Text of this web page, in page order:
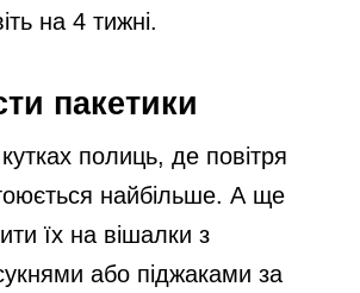
на 4 тижні.
пакетики
полиць, де повітря
найбільше. А ще
їх на вішалки з
або піджаками за